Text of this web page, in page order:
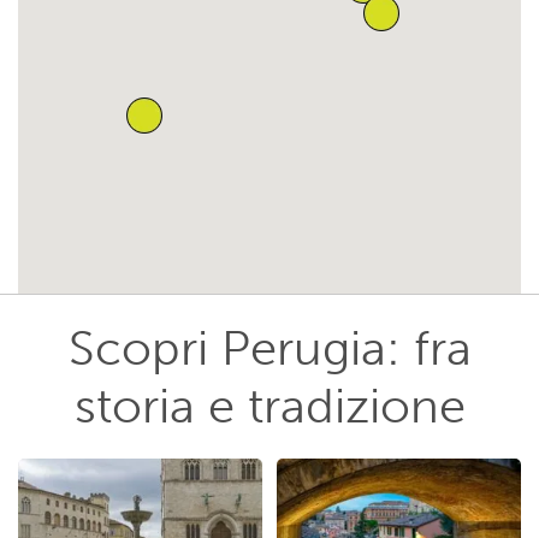
Scopri Perugia: fra
storia e tradizione